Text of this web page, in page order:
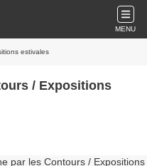
MENU
estivales
/ Expositions